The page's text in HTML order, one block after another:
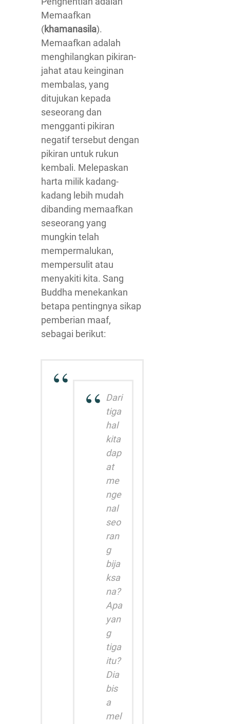
Memaafkan
(khamanasila).
Memaafkan adalah
menghilangkan pikiran-
jahat atau keinginan
membalas, yang
ditujukan kepada
seseorang dan
mengganti pikiran
negatif tersebut dengan
pikiran untuk rukun
kembali. Melepaskan
harta milik kadang-
kadang lebih mudah
dibanding memaafkan
seseorang yang
mungkin telah
mempermalukan,
mempersulit atau
menyakiti kita. Sang
Buddha menekankan
betapa pentingnya sikap
pemberian maaf,
sebagai berikut:
Dari
tiga
hal
kita
dap
at
me
nge
nal
seo
ran
g
bija
ksa
na?
Apa
yan
g
tiga
itu?
Dia
bis
a
mel